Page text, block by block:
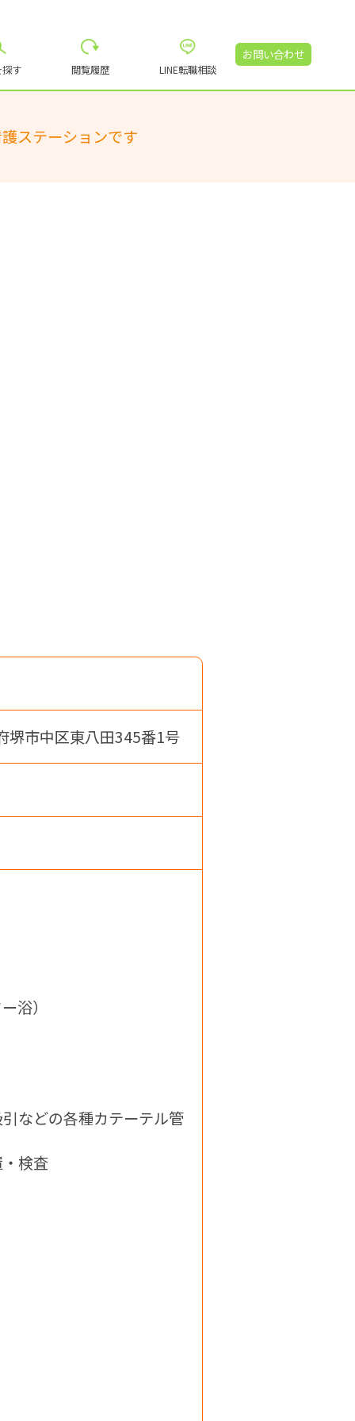
探す 閲覧履歴 LINE転職相談
お問い合わせ
ステーションです
堺市中区東八田345番1号
浴）
などの各種カテーテル管
検査